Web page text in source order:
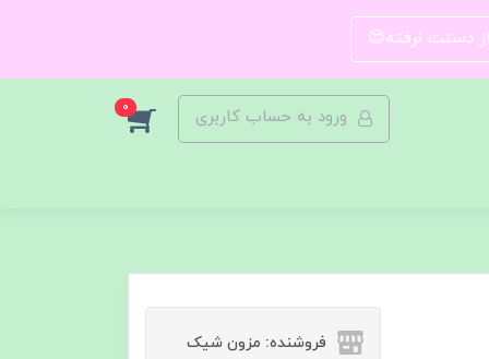
از دستت نرفته😍
ورود به حساب کاربری 0
فروشنده: مزون شیک